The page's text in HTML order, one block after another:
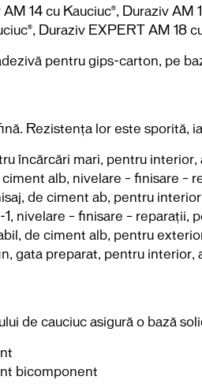
14 cu Kauciuc®, Duraziv AM
Duraziv EXPERT AM 18
pentru gips-carton, pe
Rezistența lor este sporită,
încărcări mari, pentru
alb, nivelare – finisare
de ciment ab, pentru
nivelare – finisare – reparații,
de ciment alb, pentru
gata preparat, pentru interior,
de cauciuc asigură o bază
bicomponent